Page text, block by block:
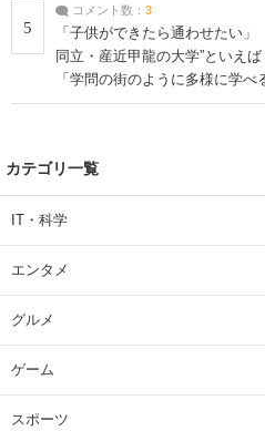
5
コメント数： 3
「子供ができたら通わせたい
同立・産近甲龍の大学”といえ
「学問の街のように多様に学べ
| 大学 ねとらぼリサーチ
カテゴリ一覧
IT・科学
エンタメ
グルメ
ゲーム
スポーツ